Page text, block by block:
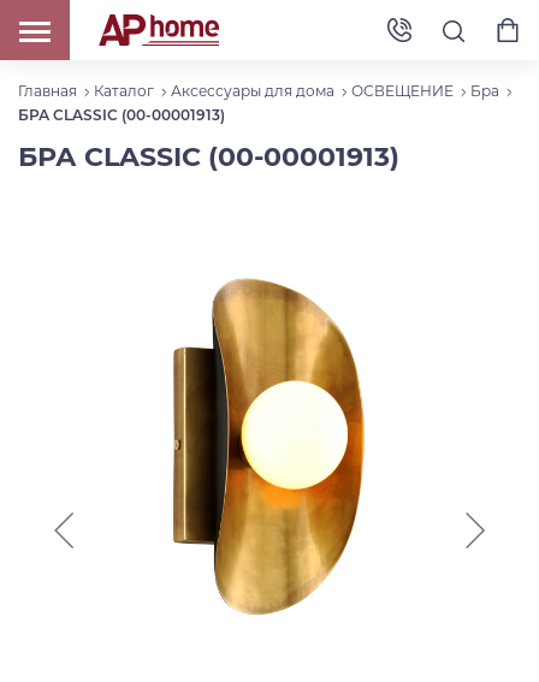
Главная Каталог Аксессуары для дома ОСВЕЩЕНИЕ
Бра
БРА CLASSIC (00-00001913)
БРА CLASSIC (00-00001913)